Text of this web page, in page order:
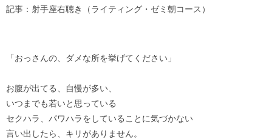
記事：射手座右聴き（ライティング・ゼミ朝コース）
「おっさんの、ダメな所を挙げてください」
お腹が出てる、自慢が多い、
いつまでも若いと思っている
セクハラ、パワハラをしていることに気づかない
言い出したら、キリがありません。